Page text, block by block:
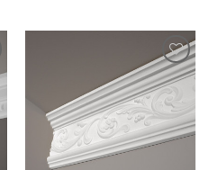
Legg til
i
ønskeliste